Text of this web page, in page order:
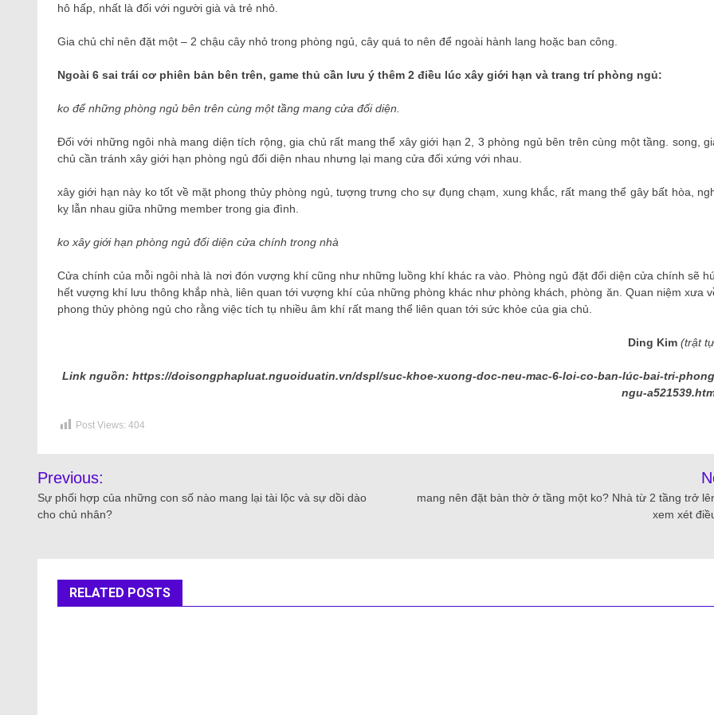
hô hấp, nhất là đối với người già và trẻ nhỏ.
Gia chủ chỉ nên đặt một – 2 chậu cây nhỏ trong phòng ngủ, cây quá to nên để ngoài hành lang hoặc ban công.
Ngoài 6 sai trái cơ phiên bản bên trên, game thủ cần lưu ý thêm 2 điều lúc xây giới hạn và trang trí phòng ngủ:
ko để những phòng ngủ bên trên cùng một tầng mang cửa đối diện.
Đối với những ngôi nhà mang diện tích rộng, gia chủ rất mang thể xây giới hạn 2, 3 phòng ngủ bên trên cùng một tầng. song,
chủ cần tránh xây giới hạn phòng ngủ đối diện nhau nhưng lại mang cửa đối xứng với nhau.
xây giới hạn này ko tốt về mặt phong thủy phòng ngủ, tượng trưng cho sự đụng chạm, xung khắc, rất mang thể gây bất hòa,
kỵ lẫn nhau giữa những member trong gia đình.
ko xây giới hạn phòng ngủ đối diện cửa chính trong nhà
Cửa chính của mỗi ngôi nhà là nơi đón vượng khí cũng như những luồng khí khác ra vào. Phòng ngủ đặt đối diện cửa chính sẽ
hết vượng khí lưu thông khắp nhà, liên quan tới vượng khí của những phòng khác như phòng khách, phòng ăn. Quan niệm xưa
phong thủy phòng ngủ cho rằng việc tích tụ nhiều âm khí rất mang thể liên quan tới sức khỏe của gia chủ.
Ding Kim (trật
Link nguồn: https://doisongphapluat.nguoiduatin.vn/dspl/suc-khoe-xuong-doc-neu-mac-6-loi-co-ban-lúc-bai-tri-
ngu-
Post Views: 404
Previous:
Sự phối hợp của những con số nào mang lại tài lộc và sự dồi dào
cho chủ nhân?
mang nên đặt bàn thờ ở tầng một ko? Nhà từ 2 tầng trở
xem xét
RELATED POSTS